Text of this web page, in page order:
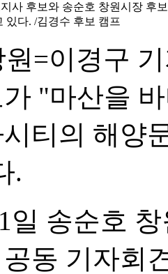
사 후보와 송순호 창원시장 후
있다. /김경수 후보 캠프
=이경구
"마산을
티의 해양
.
일 송순호
동 기자회